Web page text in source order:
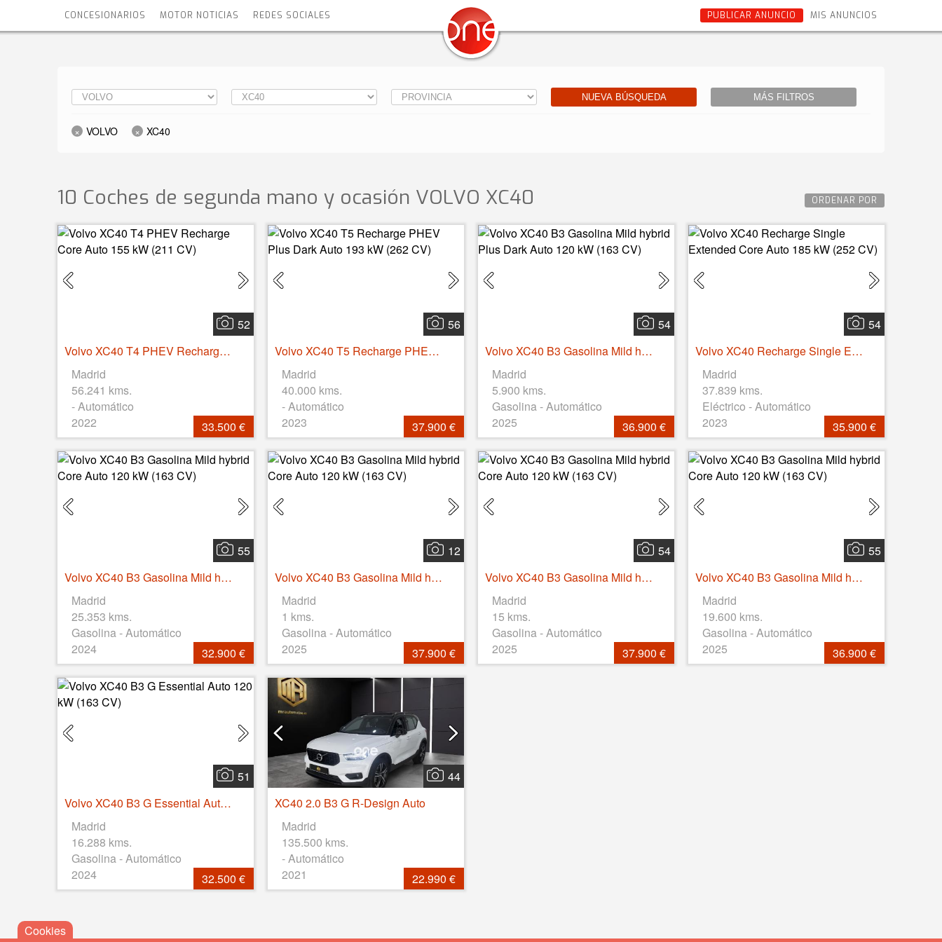
CONCESIONARIOS MOTOR NOTICIAS REDES SOCIALES MIS ANUNCIOS
PUBLICAR ANUNCIO
NUEVA BÚSQUEDA MÁS FILTROS
VOLVO XC40
ORDENAR POR
10 Coches de segunda mano y ocasión VOLVO XC40
52
Volvo XC40 T4 PHEV Recharge Core Auto 155 kW (211 CV)
Madrid
56.241 kms.
- Automático
2022
33.500 €
56
Volvo XC40 T5 Recharge PHEV Plus Dark Auto 193 kW (262 CV)
Madrid
40.000 kms.
- Automático
2023
37.900 €
54
Volvo XC40 B3 Gasolina Mild hybrid Plus Dark Auto 120 kW (163 CV)
Madrid
5.900 kms.
Gasolina - Automático
2025
36.900 €
54
Volvo XC40 Recharge Single Extended Core Auto 185 kW (252 CV)
Madrid
37.839 kms.
Eléctrico - Automático
2023
35.900 €
55
Volvo XC40 B3 Gasolina Mild hybrid Core Auto 120 kW (163 CV)
Madrid
25.353 kms.
Gasolina - Automático
2024
32.900 €
12
Volvo XC40 B3 Gasolina Mild hybrid Core Auto 120 kW (163 CV)
Madrid
1 kms.
Gasolina - Automático
2025
37.900 €
54
Volvo XC40 B3 Gasolina Mild hybrid Core Auto 120 kW (163 CV)
Madrid
15 kms.
Gasolina - Automático
2025
37.900 €
55
Volvo XC40 B3 Gasolina Mild hybrid Core Auto 120 kW (163 CV)
Madrid
19.600 kms.
Gasolina - Automático
2025
36.900 €
51
Volvo XC40 B3 G Essential Auto 120 kW (163 CV)
Madrid
16.288 kms.
Gasolina - Automático
2024
32.500 €
44
XC40 2.0 B3 G R-Design Auto
Madrid
135.500 kms.
- Automático
2021
22.990 €